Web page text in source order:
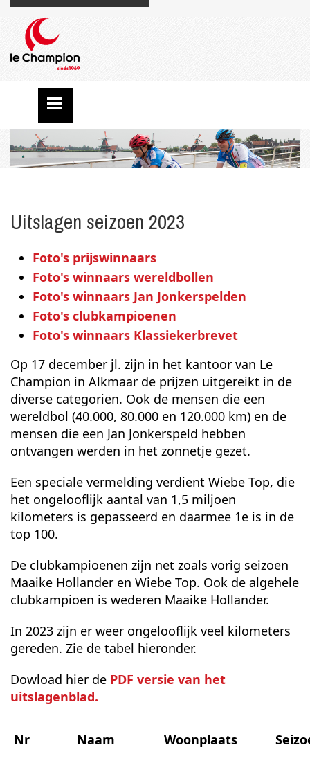
Uitslagen seizoen 2023
Foto's prijswinnaars
Foto's winnaars wereldbollen
Foto's winnaars Jan Jonkerspelden
Foto's clubkampioenen
Foto's winnaars Klassiekerbrevet
Op 17 december jl. zijn in het kantoor van Le
Champion in Alkmaar de prijzen uitgereikt in de
diverse categoriën. Ook de mensen die een
wereldbol (40.000, 80.000 en 120.000 km) en de
mensen die een Jan Jonkerspeld hebben
ontvangen werden in het zonnetje gezet.
Een speciale vermelding verdient Wiebe Top, die
het ongelooflijk aantal van 1,5 miljoen
kilometers is gepasseerd en daarmee 1e is in de
top 100.
De clubkampioenen zijn net zoals vorig seizoen
Maaike Hollander en Wiebe Top. Ook de algehele
clubkampioen is wederen Maaike Hollander.
In 2023 zijn er weer ongelooflijk veel kilometers
gereden. Zie de tabel hieronder.
Dowload hier de PDF versie van het
uitslagenblad.
Nr Naam Woonplaats